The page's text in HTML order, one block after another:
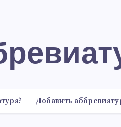
Добавить